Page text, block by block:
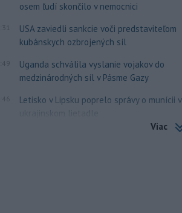
osem ľudí skončilo v nemocnici
USA zaviedli sankcie voči predstaviteľom
kubánskych ozbrojených síl
Uganda schválila vyslanie vojakov do
medzinárodných síl v Pásme Gazy
Letisko v Lipsku poprelo správy o munícii v
ukrajinskom lietadle
Viac